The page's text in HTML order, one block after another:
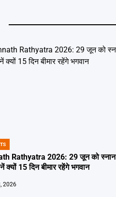
Rathyatra 2026: 29 जून को स्नान
क्यों 15 दिन बीमार रहेंगे भगवान
2026